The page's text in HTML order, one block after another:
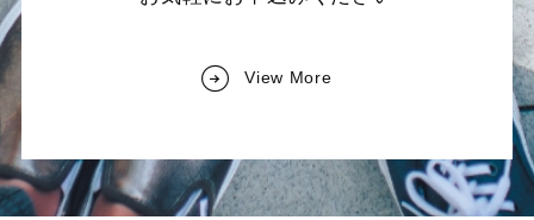
View More